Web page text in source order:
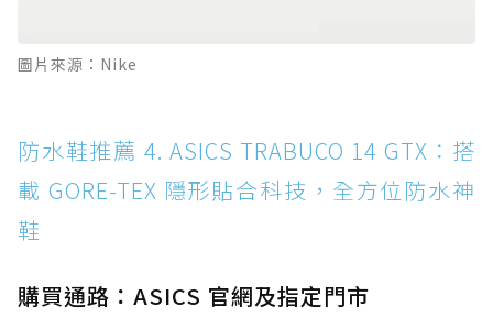
圖片來源：Nike
防水鞋推薦 4. ASICS TRABUCO 14 GTX：搭
載 GORE-TEX 隱形貼合科技，全方位防水神
鞋
購買通路：ASICS 官網及指定門市